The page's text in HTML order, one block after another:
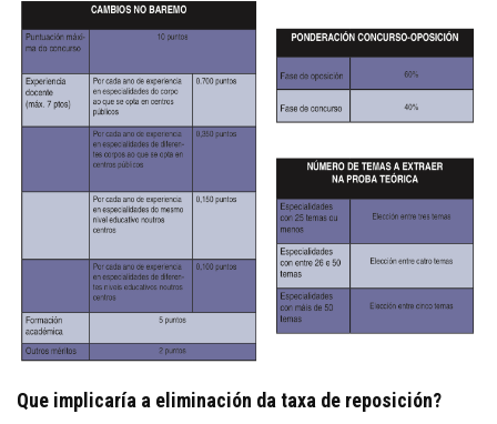
Que implicaría a eliminación da taxa de reposición?